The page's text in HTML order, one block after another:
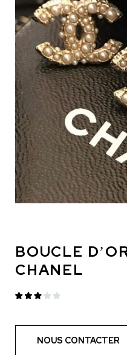
BOUCLE
CHANEL
NOUS CONTACTER